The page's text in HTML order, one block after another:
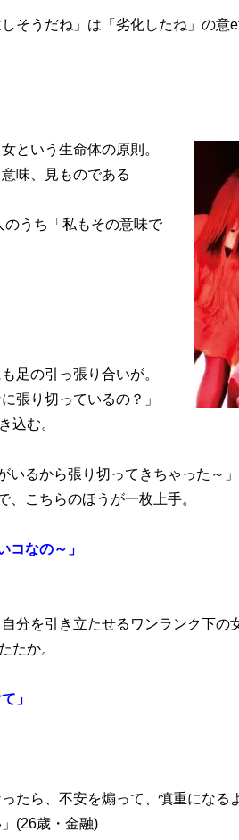
そうだね」は「劣化したね」の
という生命体の原則。
味、見ものである
うち「私もその意味で
足の引っ張り合いが。
張り切っているの？」
込む。
いるから張り切ってきちゃった～
、こちらのほうが一枚上手。
コなの～」
分を引き立たせるワンランク下の
たか。
」
たら、不安を煽って、慎重になる
(26歳・金融)